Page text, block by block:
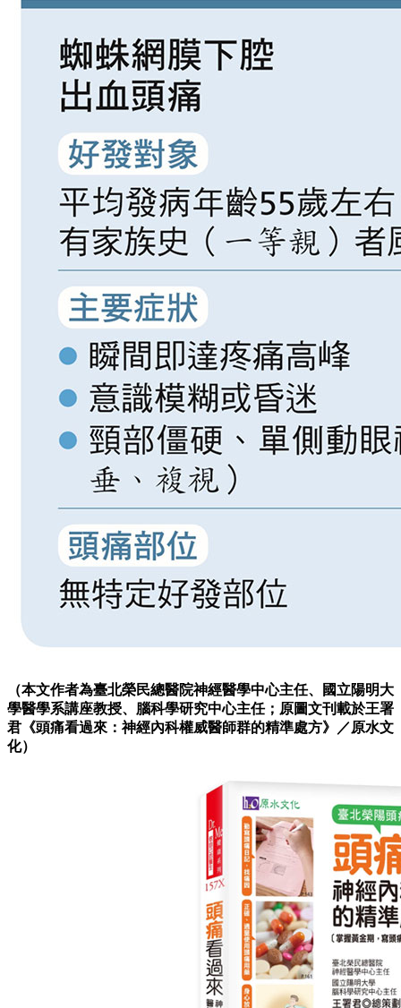
（本文作者為臺北榮民總醫院神經醫學中心主任、國立陽明大
學醫學系講座教授、腦科學研究中心主任；原圖文刊載於王署
君《頭痛看過來：神經內科權威醫師群的精準處方》
／原水文
化）